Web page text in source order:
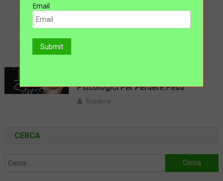
Sempre Pronto A Casa Tua
Rosanna
Psicologici Per Perdere Peso
Rosanna
CERCA
Ricerca
per:
Email